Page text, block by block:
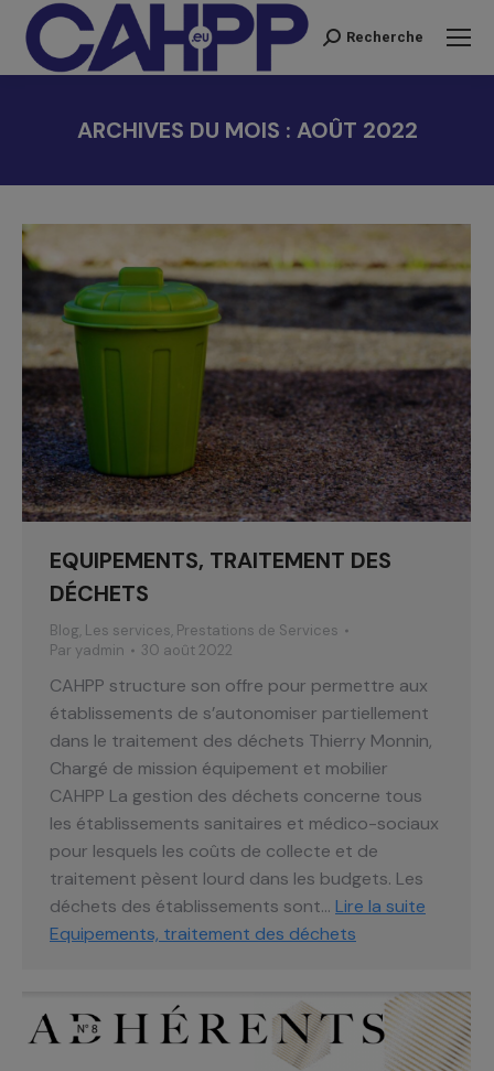
Recherche
Recherche
ARCHIVES DU MOIS : AOÛT 2022
EQUIPEMENTS, TRAITEMENT DES
DÉCHETS
Blog, Les services, Prestations de Services
Par yadmin 30 août 2022
CAHPP structure son offre pour permettre aux
établissements de s’autonomiser partiellement
dans le traitement des déchets Thierry Monnin,
Chargé de mission équipement et mobilier
CAHPP La gestion des déchets concerne tous
les établissements sanitaires et médico-sociaux
pour lesquels les coûts de collecte et de
traitement pèsent lourd dans les budgets. Les
déchets des établissements sont… Lire la suite
Equipements, traitement des déchets